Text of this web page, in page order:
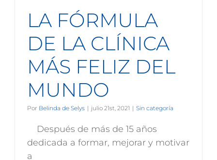
LA FÓRMULA
DE LA CLÍNICA
MÁS FELIZ DEL
MUNDO
Por Belinda de Selys | julio 21st, 2021 | Sin categoría
Después de más de 15 años
dedicada a formar, mejorar y motivar
a